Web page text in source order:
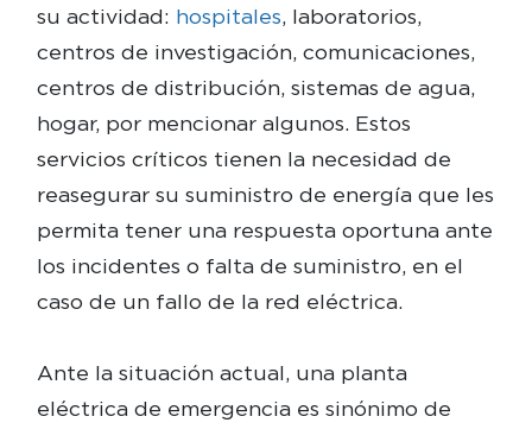
su actividad: hospitales, laboratorios,
centros de investigación, comunicaciones,
centros de distribución, sistemas de agua,
hogar, por mencionar algunos. Estos
servicios críticos tienen la necesidad de
reasegurar su suministro de energía que les
permita tener una respuesta oportuna ante
los incidentes o falta de suministro, en el
caso de un fallo de la red eléctrica.
Ante la situación actual, una planta
eléctrica de emergencia es sinónimo de